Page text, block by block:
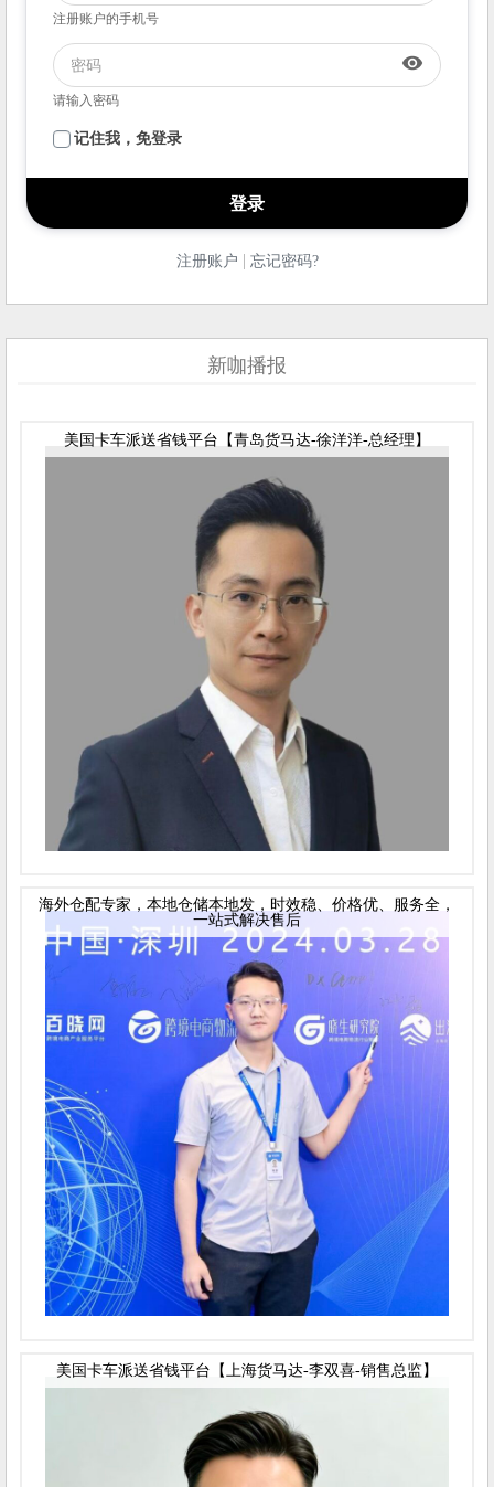
注册账户的手机号
visibility
请输入密码
记住我，免登录
注册账户 | 忘记密码?
新咖播报
美国卡车派送省钱平台【青岛货马达-徐洋洋-总经理】
海外仓配专家，本地仓储本地发，时效稳、价格优、服务全，
一站式解决售后
美国卡车派送省钱平台【上海货马达-李双喜-销售总监】